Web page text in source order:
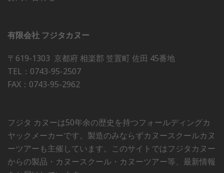
有限会社 フジタカヌー
〒619-1303 京都府 相楽郡 笠置町 佐田 45番地
TEL：0743-95-2507
FAX：0743-95-2962
フジタ カヌーは50年余の歴史を持つフォールディングカ
ヤックメーカーです。製造のみならずカヌースクールカヌ
ーツアーも主催しています。このサイトではフジタカヌー
からの製品・カヌースクール・カヌーツアー等、最新情報